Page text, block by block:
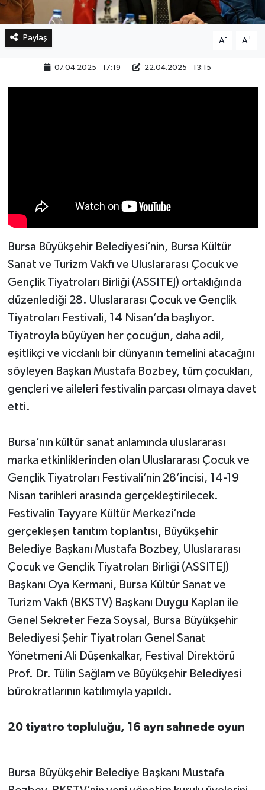
Paylaş A- A+
07.04.2025 - 17:19 22.04.2025 - 13:15
Bursa Büyükşehir Belediyesi’nin, Bursa Kültür
Sanat ve Turizm Vakfı ve Uluslararası Çocuk ve
Gençlik Tiyatroları Birliği (ASSITEJ) ortaklığında
düzenlediği 28. Uluslararası Çocuk ve Gençlik
Tiyatroları Festivali, 14 Nisan’da başlıyor.
Tiyatroyla büyüyen her çocuğun, daha adil,
eşitlikçi ve vicdanlı bir dünyanın temelini atacağını
söyleyen Başkan Mustafa Bozbey, tüm çocukları,
gençleri ve aileleri festivalin parçası olmaya davet
etti.
Bursa’nın kültür sanat anlamında uluslararası
marka etkinliklerinden olan Uluslararası Çocuk ve
Gençlik Tiyatroları Festivali’nin 28’incisi, 14-19
Nisan tarihleri arasında gerçekleştirilecek.
Festivalin Tayyare Kültür Merkezi’nde
gerçekleşen tanıtım toplantısı, Büyükşehir
Belediye Başkanı Mustafa Bozbey, Uluslararası
Çocuk ve Gençlik Tiyatroları Birliği (ASSITEJ)
Başkanı Oya Kermani, Bursa Kültür Sanat ve
Turizm Vakfı (BKSTV) Başkanı Duygu Kaplan ile
Genel Sekreter Feza Soysal, Bursa Büyükşehir
Belediyesi Şehir Tiyatroları Genel Sanat
Yönetmeni Ali Düşenkalkar, Festival Direktörü
Prof. Dr. Tülin Sağlam ve Büyükşehir Belediyesi
bürokratlarının katılımıyla yapıldı.
20 tiyatro topluluğu, 16 ayrı sahnede oyun
Bursa Büyükşehir Belediye Başkanı Mustafa